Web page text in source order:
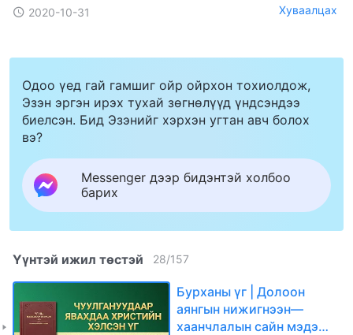
2020-10-31 Хуваалцах
Одоо үед гай гамшиг ойр ойрхон тохиолдож,
Эзэн эргэн ирэх тухай зөгнөлүүд үндсэндээ
биелсэн. Бид Эзэнийг хэрхэн угтан авч болох
вэ?
Messenger дээр бидэнтэй холбоо
барих
Үүнтэй ижил төстэй 28/157
Бурханы үг | Долоон
аянгын нижигнээн—
хаанчлалын сайн мэдээ